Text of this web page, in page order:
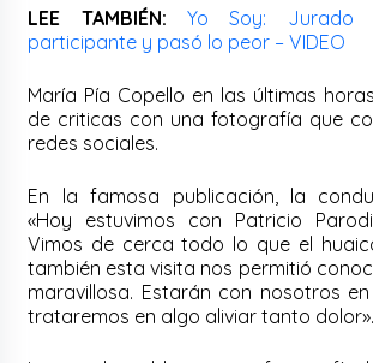
LEE TAMBIÉN:
Yo Soy:
participante y pasó lo peor – VIDEO
María Pía Copello en las últimas
de criticas con una fotografía que
redes sociales.
En la famosa publicación, la
«Hoy estuvimos con Patricio
Vimos de cerca todo lo que el
también esta visita nos permitió
maravillosa. Estarán con nosotros
trataremos en algo aliviar tanto dolor».